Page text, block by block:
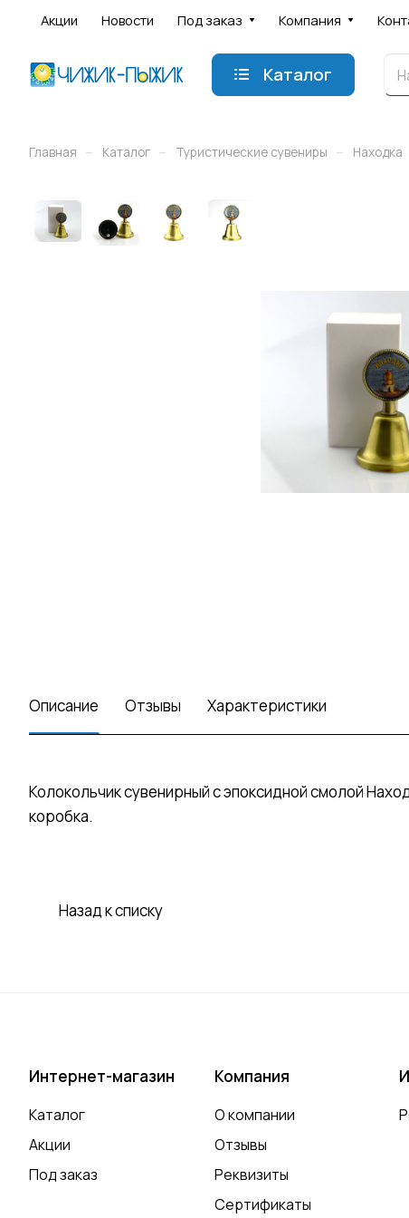
Акции Новости Под заказ Компания
Каталог
Главная – Каталог – Туристические сувениры – Находка
Описание Отзывы Характеристики
Колокольчик сувенирный с эпоксидной смолой
коробка.
Назад к списку
Интернет-магазин
Каталог
Акции
Под заказ
Компания
О компании
Отзывы
Реквизиты
Сертификаты